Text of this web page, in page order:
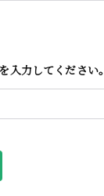
入力してください。